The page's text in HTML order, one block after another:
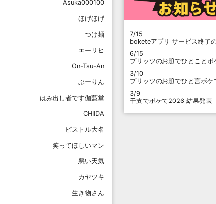
Asuka000100
ほげほげ
つけ麺
エーリヒ
On-Tsu-An
ぶーりん
はみ出し者です伽藍堂
CHIIDA
ピストル大名
笑ってほしいマン
悪い天気
カヤツキ
生き物さん
7/15
boketeアプリ サービス終了
6/15
プリッツのお題でひとことボ
3/10
プリッツのお題でひと言ボケ
3/9
干支でボケて2026 結果発表